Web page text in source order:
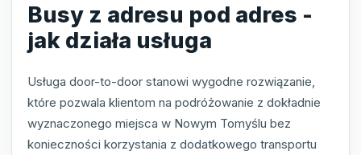
Busy z adresu pod adres -
jak działa usługa
Usługa door-to-door stanowi wygodne rozwiązanie,
które pozwala klientom na podróżowanie z dokładnie
wyznaczonego miejsca w Nowym Tomyślu bez
konieczności korzystania z dodatkowego transportu